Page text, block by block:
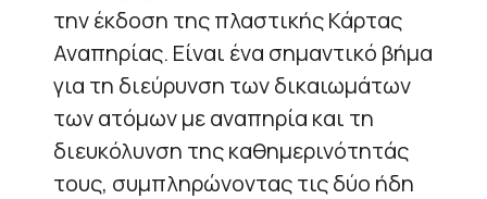
την έκδοση της πλαστικής Κάρτας
Αναπηρίας. Είναι ένα σημαντικό βήμα
για τη διεύρυνση των δικαιωμάτων
των ατόμων με αναπηρία και τη
διευκόλυνση της καθημερινότητάς
τους, συμπληρώνοντας τις δύο ήδη